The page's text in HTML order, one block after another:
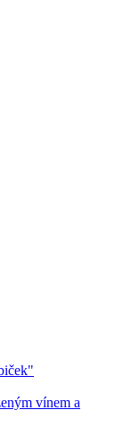
vínem a